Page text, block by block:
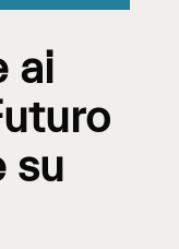
ai
su